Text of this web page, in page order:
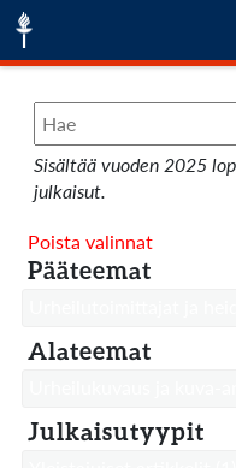
Sisältää vuoden 2025
julkaisut.
Poista valinnat
Pääteemat
Alateemat
Julkaisutyypit